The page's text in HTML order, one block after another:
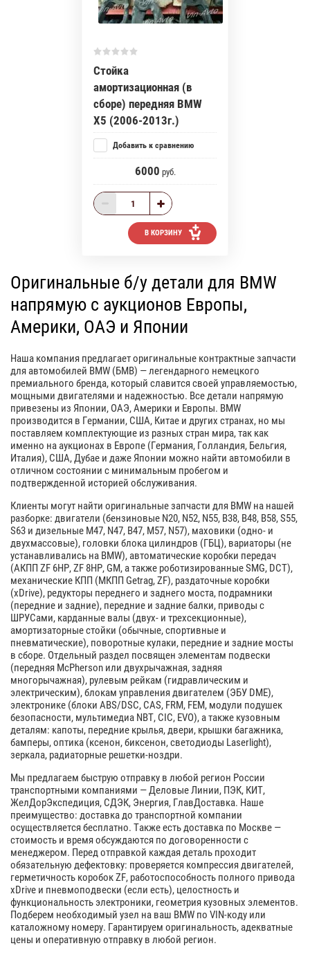
Стойка
амортизационная (в
сборе) передняя BMW
X5 (2006-2013г.)
Добавить к сравнению
6000 руб.
В КОРЗИНУ
Оригинальные б/у детали для BMW
напрямую с аукционов Европы,
Америки, ОАЭ и Японии
Наша компания предлагает оригинальные контрактные запчасти
для автомобилей BMW (БМВ) — легендарного немецкого
премиального бренда, который славится своей управляемостью,
мощными двигателями и надежностью. Все детали напрямую
привезены из Японии, ОАЭ, Америки и Европы. BMW
производится в Германии, США, Китае и других странах, но мы
поставляем комплектующие из разных стран мира, так как
именно на аукционах в Европе (Германия, Голландия, Бельгия,
Италия), США, Дубае и даже Японии можно найти автомобили в
отличном состоянии с минимальным пробегом и
подтвержденной историей обслуживания.
Клиенты могут найти оригинальные запчасти для BMW на нашей
разборке: двигатели (бензиновые N20, N52, N55, B38, B48, B58, S55,
S63 и дизельные M47, N47, B47, M57, N57), маховики (одно- и
двухмассовые), головки блока цилиндров (ГБЦ), вариаторы (не
устанавливались на BMW), автоматические коробки передач
(АКПП ZF 6HP, ZF 8HP, GM, а также роботизированные SMG, DCT),
механические КПП (МКПП Getrag, ZF), раздаточные коробки
(xDrive), редукторы переднего и заднего моста, подрамники
(передние и задние), передние и задние балки, приводы с
ШРУСами, карданные валы (двух- и трехсекционные),
амортизаторные стойки (обычные, спортивные и
пневматические), поворотные кулаки, передние и задние мосты
в сборе. Отдельный раздел посвящен элементам подвески
(передняя McPherson или двухрычажная, задняя
многорычажная), рулевым рейкам (гидравлическим и
электрическим), блокам управления двигателем (ЭБУ DME),
электронике (блоки ABS/DSC, CAS, FRM, FEM, модули подушек
безопасности, мультимедиа NBT, CIC, EVO), а также кузовным
деталям: капоты, передние крылья, двери, крышки багажника,
бамперы, оптика (ксенон, биксенон, светодиоды Laserlight),
зеркала, радиаторные решетки-ноздри.
Мы предлагаем быструю отправку в любой регион России
транспортными компаниями — Деловые Линии, ПЭК, КИТ,
ЖелДорЭкспедиция, СДЭК, Энергия, ГлавДоставка. Наше
преимущество: доставка до транспортной компании
осуществляется бесплатно. Также есть доставка по Москве —
стоимость и время обсуждаются по договоренности с
менеджером. Перед отправкой каждая деталь проходит
обязательную дефектовку: проверяется компрессия двигателей,
герметичность коробок ZF, работоспособность полного привода
xDrive и пневмоподвески (если есть), целостность и
функциональность электроники, геометрия кузовных элементов.
Подберем необходимый узел на ваш BMW по VIN-коду или
каталожному номеру. Гарантируем оригинальность, адекватные
цены и оперативную отправку в любой регион.